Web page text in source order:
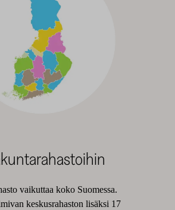
vaikuttaa koko Suomessa.
keskusrahaston lisäksi 17